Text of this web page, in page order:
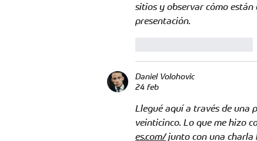
sitios y observar cómo
presentación.
Daniel Volohovic
24 feb
Llegué aquí a través de una
veinticinco. Lo que me hizo
es.com/ junto con una charla